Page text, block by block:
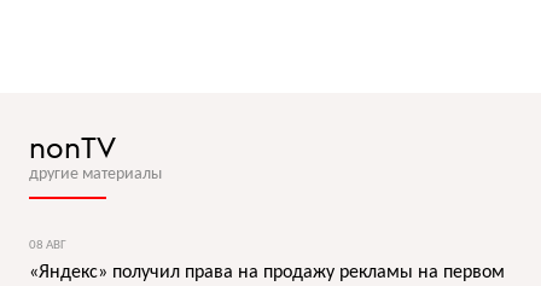
nonTV
другие материалы
08 АВГ
«Яндекс» получил права на продажу рекламы на первом